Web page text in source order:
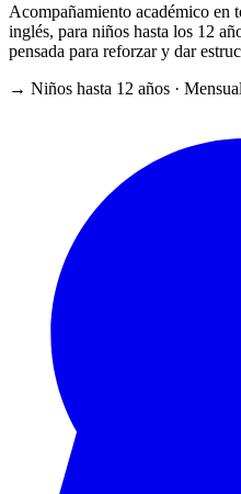
Acompañamiento académico en
inglés, para niños hasta los 12
pensada para reforzar y dar
→ Niños hasta 12 años ·